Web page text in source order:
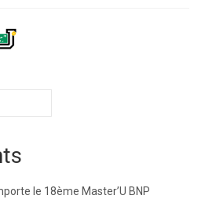
le 18ème Master’U BNP